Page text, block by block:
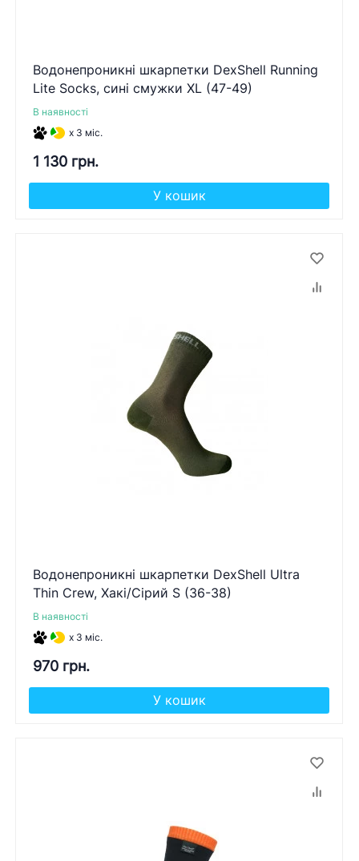
Водонепроникні шкарпетки DexShell Running
Lite Socks, сині смужки XL (47-49)
В наявності
x 3 міс.
1 130 грн.
У кошик
Водонепроникні шкарпетки DexShell Ultra
Thin Crew, Хакі/Сірий S (36-38)
В наявності
x 3 міс.
970 грн.
У кошик